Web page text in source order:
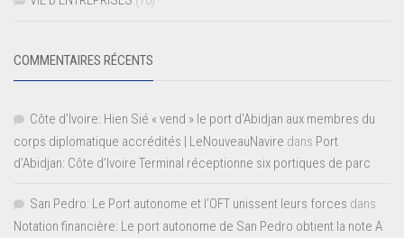
COMMENTAIRES RÉCENTS
Côte d'Ivoire: Hien Sié « vend » le port d'Abidjan aux membres du
corps diplomatique accrédités | LeNouveauNavire dans Port
d’Abidjan: Côte d’Ivoire Terminal réceptionne six portiques de parc
San Pedro: Le Port autonome et l’OFT unissent leurs forces dans
Notation financière: Le port autonome de San Pedro obtient la note A